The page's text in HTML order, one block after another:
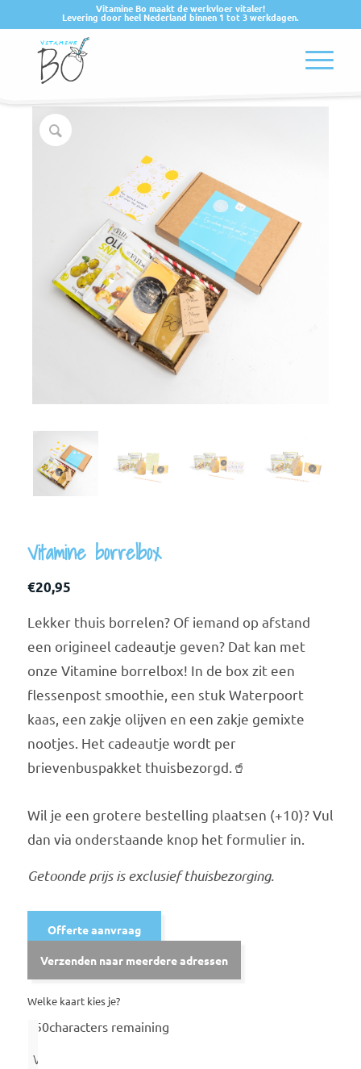
Vitamine Bo maakt de werkvloer vitaler!
Levering door heel Nederland binnen 1 tot 3 werkdagen.
Vitamine borrelbox
€20,95
Lekker thuis borrelen? Of iemand op afstand
een origineel cadeautje geven? Dat kan met
onze Vitamine borrelbox! In de box zit een
flessenpost smoothie, een stuk Waterpoort
kaas, een zakje olijven en een zakje gemixte
nootjes. Het cadeautje wordt per
brievenbuspakket thuisbezorgd.🥤
Wil je een grotere bestelling plaatsen (+10)? Vul
dan via onderstaande knop het formulier in.
Getoonde prijs is exclusief thuisbezorging.
Offerte aanvraag
Verzenden naar meerdere adressen
Welke kaart kies je?
250characters remaining